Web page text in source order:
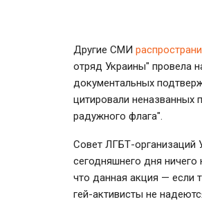
Другие СМИ
отряд Украины" провела
документальных
цитировали неназванных
радужного флага".
Совет ЛГБТ-организаций
сегодняшнего дня
что данная акция — если
гей-активисты не